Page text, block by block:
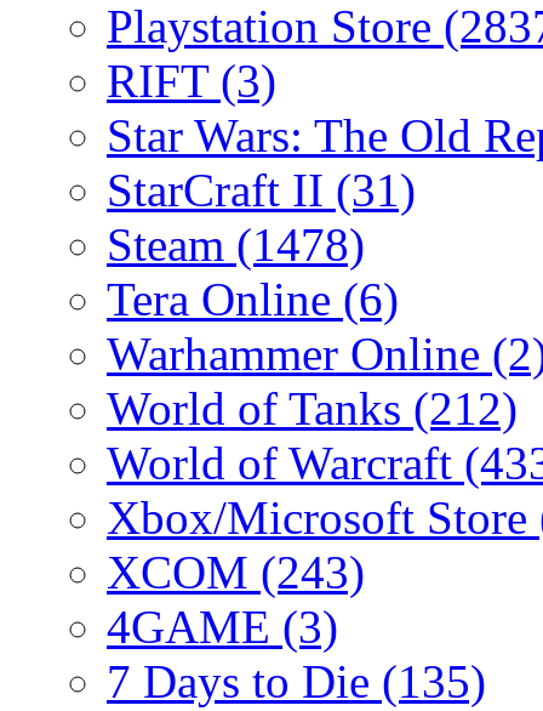
Playstation Store
RIFT (3)
Star Wars: The Old
StarCraft II (31)
Steam (1478)
Tera Online (6)
Warhammer Online
World of Tanks (212)
World of Warcraft
Xbox/Microsoft Store
XCOM (243)
4GAME (3)
7 Days to Die (135)